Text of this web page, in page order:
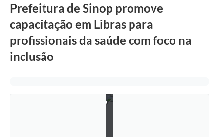
Prefeitura de Sinop promove
capacitação em Libras para
profissionais da saúde com foco na
inclusão
o
:
S
u
e